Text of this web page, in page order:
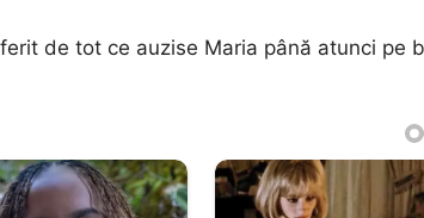
de tot ce auzise Maria până atunci pe